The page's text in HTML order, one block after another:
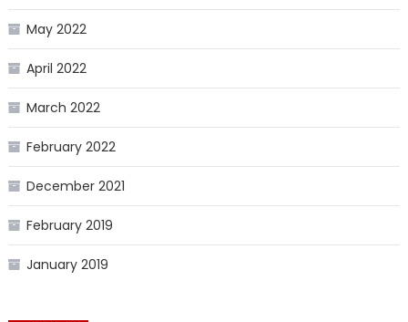
May 2022
April 2022
March 2022
February 2022
December 2021
February 2019
January 2019